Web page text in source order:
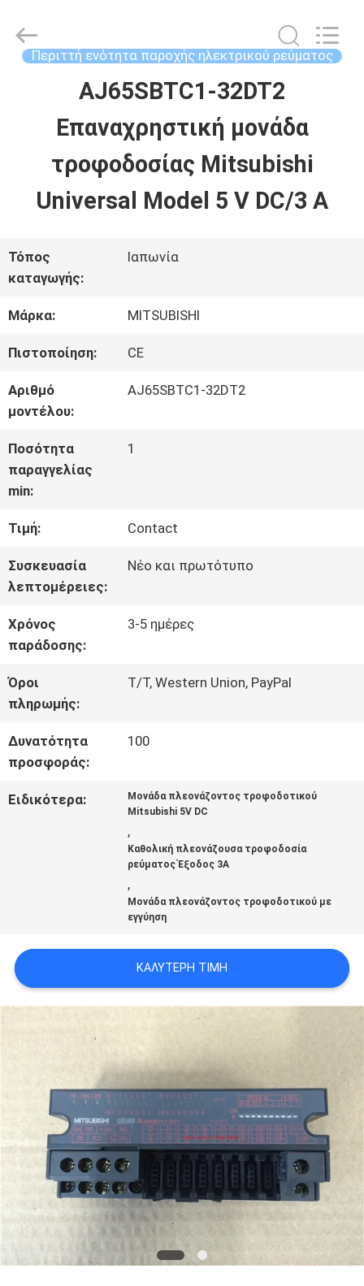
ΑΡΧΙΚΉ
ΣΕΛΊΔΑ
ΠΡΟΪΌΝΤΑ
ΒΊΝΤΕΟ
ΣΧΕΤΙΚΆ
ΜΕ
ΕΜΆΣ
ΓΎΡΟΣ
ΕΡΓΟΣΤΑΣΊΩΝ
ΠΟΙΟΤΙΚΌΣ
ΈΛΕΓΧΟΣ
ΕΠΑΦΉ
ΝΈΑ
ΌΛΕΣ
ΟΙ
ΠΕΡΙΠΤΏΣΕΙΣ
ΑΠΌΣΠΑΣΜΑ
SITEMAP
ΠΟΛΙΤΙΚΉ
ΜΥΣΤΙΚΌΤΗΤΑΣ
Wisdomlong
Technology
CO.,LTD.
Περιττή ενότητα παροχής ηλεκτρικού ρεύματος
AJ65SBTC1-32DT2
Επαναχρηστική μονάδα
τροφοδοσίας Mitsubishi
Universal Model 5 V DC/3 A
Τόπος
καταγωγής:
Ιαπωνία
Μάρκα: MITSUBISHI
Πιστοποίηση: CE
Αριθμό
μοντέλου:
AJ65SBTC1-32DT2
Ποσότητα
παραγγελίας
min:
1
Τιμή: Contact
Συσκευασία
λεπτομέρειες:
Νέο και πρωτότυπο
Χρόνος
παράδοσης:
3-5 ημέρες
Όροι
πληρωμής:
T/T, Western Union, PayPal
Δυνατότητα
προσφοράς:
100
Ειδικότερα:
Μονάδα πλεονάζοντος τροφοδοτικού
Mitsubishi 5V DC
,
Καθολική πλεονάζουσα τροφοδοσία
ρεύματος Έξοδος 3A
,
Μονάδα πλεονάζοντος τροφοδοτικού με
εγγύηση
ΚΑΛΎΤΕΡΗ ΤΙΜΉ